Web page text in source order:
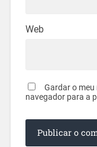
Web
Gardar o meu
navegador para a